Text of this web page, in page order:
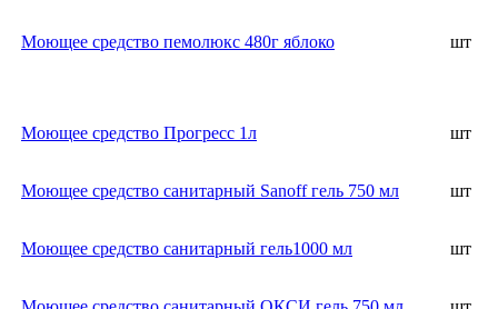
Моющее средство пемолюкс 480г яблоко шт
Моющее средство Прогресс 1л шт
Моющее средство санитарный Sanoff гель 750 мл шт
Моющее средство санитарный гель1000 мл шт